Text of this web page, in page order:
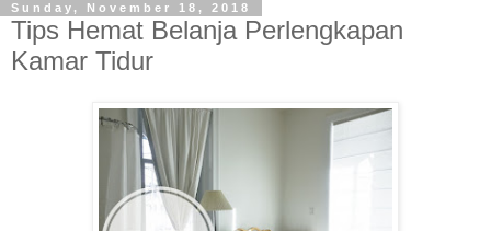
Sunday, November 18, 2018
Tips Hemat Belanja Perlengkapan
Kamar Tidur